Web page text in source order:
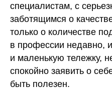
специалистам, с
заботящимся о
только о количестве
в профессии недавно,
и маленькую тележку,
спокойно заявить о
быть полезен.